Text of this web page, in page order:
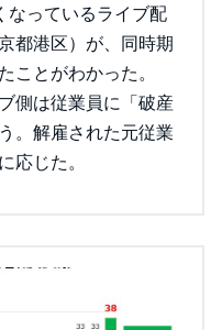
なっているライブ配
都港区）が、同時期
ことがわかった。
側は従業員に「破産
。解雇された元従業
応じた。